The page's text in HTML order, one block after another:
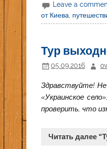
Leave a
от Киева
Тур
05.09.2016
Здравствуйте!
«Украинское
проверить, что
Читать далее